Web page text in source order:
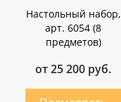
Настольный набор,
арт. 6054 (8
предметов)
от 25 200 руб.